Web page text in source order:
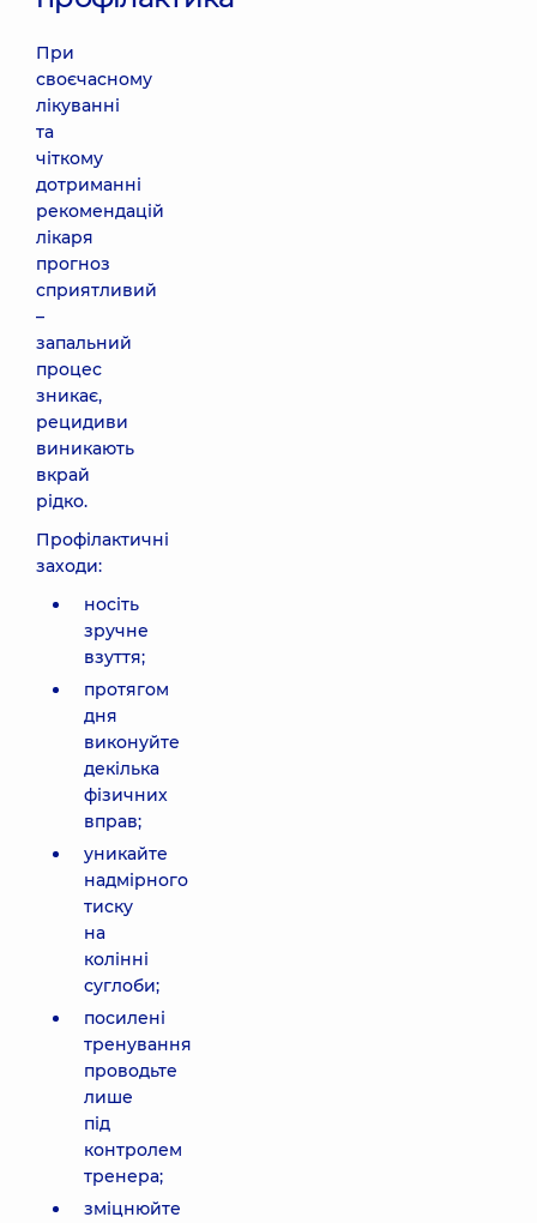
При
своєчасному
лікуванні
та
чіткому
дотриманні
рекомендацій
лікаря
прогноз
сприятливий
–
запальний
процес
зникає,
рецидиви
виникають
вкрай
рідко.
Профілактичні
заходи:
носіть
зручне
взуття;
протягом
дня
виконуйте
декілька
фізичних
вправ;
уникайте
надмірного
тиску
на
колінні
суглоби;
посилені
тренування
проводьте
лише
під
контролем
тренера;
зміцнюйте